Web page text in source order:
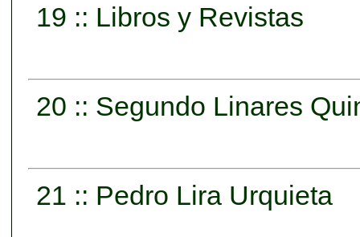
19 :: Libros y Revistas
20 :: Segundo Linares
21 :: Pedro Lira Urquieta